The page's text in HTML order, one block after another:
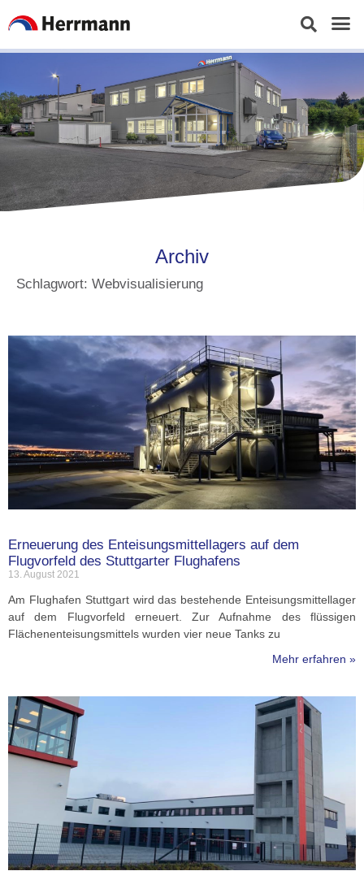
Archiv
Schlagwort: Webvisualisierung
Erneuerung des Enteisungsmittellagers auf dem
Flugvorfeld des Stuttgarter Flughafens
13. August 2021
Am Flughafen Stuttgart wird das bestehende Enteisungsmittellager
auf dem Flugvorfeld erneuert. Zur Aufnahme des flüssigen
Flächenenteisungsmittels wurden vier neue Tanks zu
Mehr erfahren »